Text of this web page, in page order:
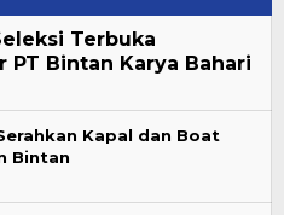
Terbuka
Bintan Karya Bahari
Kapal dan Boat
Bintan